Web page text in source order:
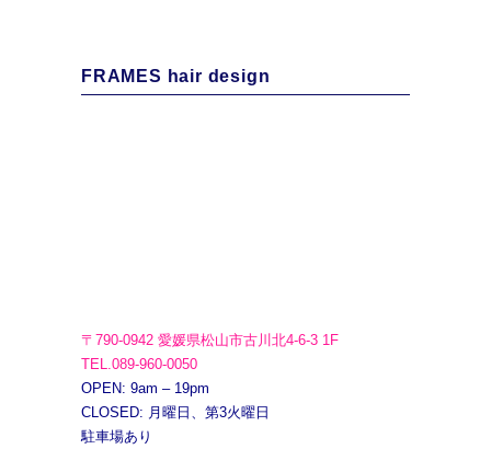
FRAMES hair design
〒790-0942 愛媛県松山市古川北4-6-3 1F
TEL.089-960-0050
OPEN: 9am – 19pm
CLOSED: 月曜日、第3火曜日
駐車場あり